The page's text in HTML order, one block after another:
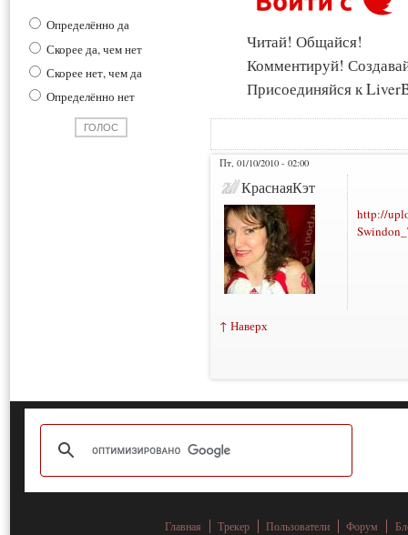
Определённо да
Скорее да, чем нет
Скорее нет, чем да
Определённо нет
Читай! Общайся!
Комментируй!
Присоединяйся к
Пт, 01/10/2010 - 02:00
КраснаяКэт
http://
↑ Наверх
Главная Трекер Пользователи Форум